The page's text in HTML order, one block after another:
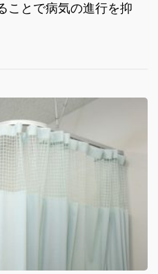
ことで病気の進行を抑